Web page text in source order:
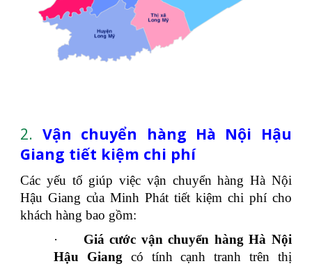
2. Vận chuyển hàng Hà Nội Hậu
Giang tiết kiệm chi phí
Các yếu tố giúp việc vận chuyển hàng Hà Nội
Hậu Giang của Minh Phát tiết kiệm chi phí cho
khách hàng bao gồm:
·
Giá cước vận chuyển hàng Hà Nội
Hậu Giang có tính cạnh tranh trên thị